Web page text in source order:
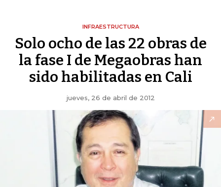
INFRAESTRUCTURA
Solo ocho de las 22 obras de
la fase I de Megaobras han
sido habilitadas en Cali
jueves, 26 de abril de 2012